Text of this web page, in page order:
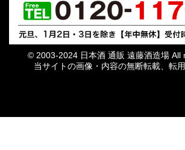
© 2003-2024 日本酒 通販 遠藤酒造場 All
当サイトの画像・内容の無断転載、転用